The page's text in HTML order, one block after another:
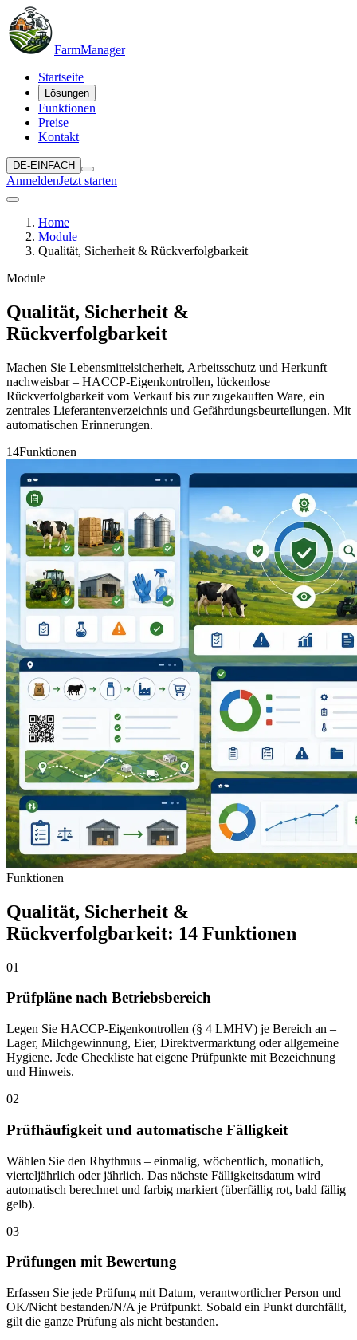
FarmManager
Startseite
Lösungen
Funktionen
Preise
Kontakt
DE-EINFACH
AnmeldenJetzt starten
Home
Module
Qualität, Sicherheit & Rückverfolgbarkeit
Module
Qualität, Sicherheit &
Rückverfolgbarkeit
Machen Sie Lebensmittelsicherheit, Arbeitsschutz und Herkunft
nachweisbar – HACCP-Eigenkontrollen, lückenlose
Rückverfolgbarkeit vom Verkauf bis zur zugekauften Ware, ein
zentrales Lieferantenverzeichnis und Gefährdungsbeurteilungen. Mit
automatischen Erinnerungen.
14Funktionen
Funktionen
Qualität, Sicherheit &
Rückverfolgbarkeit: 14 Funktionen
01
Prüfpläne nach Betriebsbereich
Legen Sie HACCP-Eigenkontrollen (§ 4 LMHV) je Bereich an –
Lager, Milchgewinnung, Eier, Direktvermarktung oder allgemeine
Hygiene. Jede Checkliste hat eigene Prüfpunkte mit Bezeichnung
und Hinweis.
02
Prüfhäufigkeit und automatische Fälligkeit
Wählen Sie den Rhythmus – einmalig, wöchentlich, monatlich,
vierteljährlich oder jährlich. Das nächste Fälligkeitsdatum wird
automatisch berechnet und farbig markiert (überfällig rot, bald fällig
gelb).
03
Prüfungen mit Bewertung
Erfassen Sie jede Prüfung mit Datum, verantwortlicher Person und
OK/Nicht bestanden/N/A je Prüfpunkt. Sobald ein Punkt durchfällt,
gilt die ganze Prüfung als nicht bestanden.